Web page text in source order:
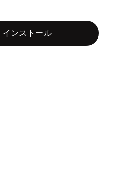
インストール